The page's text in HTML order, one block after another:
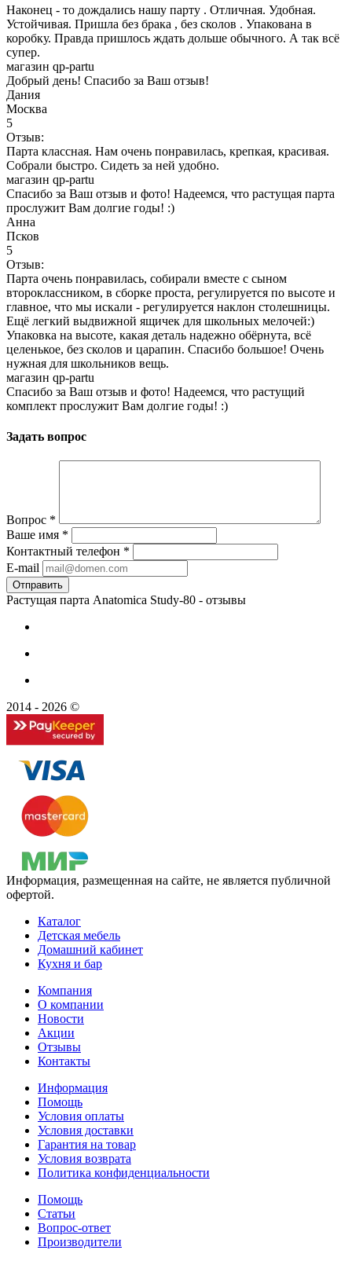
Наконец - то дождались нашу парту . Отличная. Удобная.
Устойчивая. Пришла без брака , без сколов . Упакована в
коробку. Правда пришлось ждать дольше обычного. А так всё
супер.
магазин qp-partu
Добрый день! Спасибо за Ваш отзыв!
Дания
Москва
5
Отзыв:
Парта классная. Нам очень понравилась, крепкая, красивая.
Собрали быстро. Сидеть за ней удобно.
магазин qp-partu
Спасибо за Ваш отзыв и фото! Надеемся, что растущая парта
прослужит Вам долгие годы! :)
Анна
Псков
5
Отзыв:
Парта очень понравилась, собирали вместе с сыном
второклассником, в сборке проста, регулируется по высоте и
главное, что мы искали - регулируется наклон столешницы.
Ещё легкий выдвижной ящичек для школьных мелочей:)
Упаковка на высоте, какая деталь надежно обёрнута, всё
целенькое, без сколов и царапин. Спасибо большое! Очень
нужная для школьников вещь.
магазин qp-partu
Спасибо за Ваш отзыв и фото! Надеемся, что растущий
комплект прослужит Вам долгие годы! :)
Задать вопрос
Вопрос *
Ваше имя *
Контактный телефон *
E-mail
Растущая парта Anatomica Study-80 - отзывы
2014 - 2026 ©
Информация, размещенная на сайте, не является публичной
офертой.
Каталог
Детская мебель
Домашний кабинет
Кухня и бар
Компания
О компании
Новости
Акции
Отзывы
Контакты
Информация
Помощь
Условия оплаты
Условия доставки
Гарантия на товар
Условия возврата
Политика конфиденциальности
Помощь
Статьи
Вопрос-ответ
Производители